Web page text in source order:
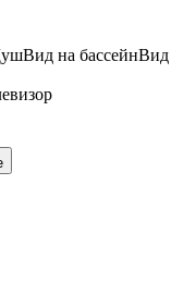
Вид на бассейнВид